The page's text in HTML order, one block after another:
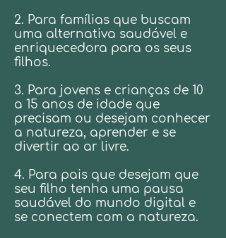
2. Para famílias que buscam
uma alternativa saudável e
enriquecedora para os seus
filhos.
3. Para jovens e crianças de 10
a 15 anos de idade que
precisam ou desejam conhecer
a natureza, aprender e se
divertir ao ar livre.
4. Para pais que desejam que
seu filho tenha uma pausa
saudável do mundo digital e
se conectem com a natureza.